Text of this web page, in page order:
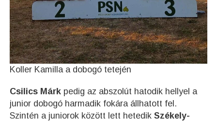
Koller Kamilla a dobogó tetején
Csilics Márk pedig az abszolút hatodik hellyel a
junior dobogó harmadik fokára állhatott fel.
Szintén a juniorok között lett hetedik Székely-